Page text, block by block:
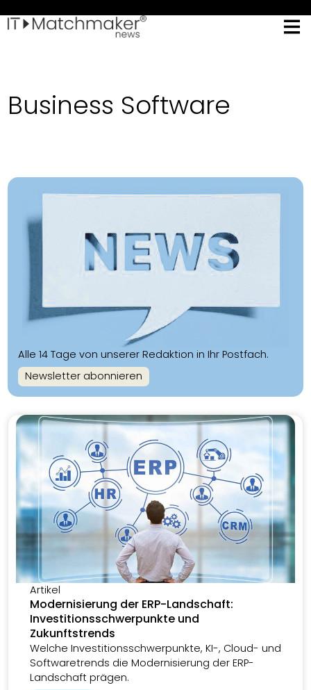
Business Software
Alle 14 Tage von unserer Redaktion in Ihr Postfach.
Newsletter abonnieren
Artikel
Modernisierung der ERP-Landschaft:
Investitionsschwerpunkte und
Zukunftstrends
Welche Investitionsschwerpunkte, KI-, Cloud- und
Softwaretrends die Modernisierung der ERP-
Landschaft prägen.